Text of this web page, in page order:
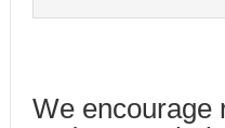
We encourage